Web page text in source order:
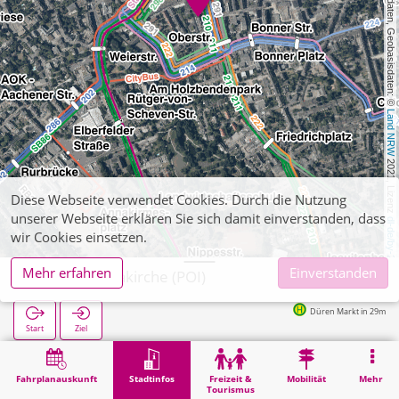
, Kartendaten, Geobasisdaten: ©
Land NRW
2021, Lizenz
dl-de/by-2-0
Fahrplanauskunft Stadtinfos
Freizeit &
Tourismus
Mobilität Mehr
Düren, Annakirche (POI)
Start Ziel
Düren Markt in 29m
Stadtinfos Düren, Annakirche (POI)
Diese Webseite verwendet Cookies. Durch die Nutzung
unserer Webseite erklären Sie sich damit einverstanden, dass
wir Cookies einsetzen.
Mehr erfahren
Einverstanden